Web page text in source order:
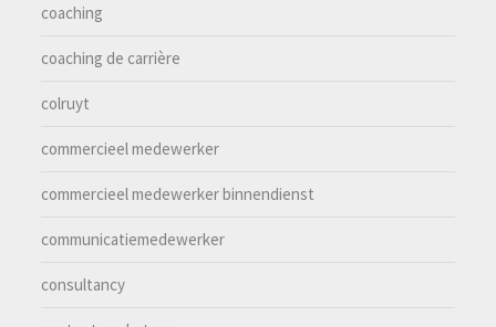
coaching
coaching de carrière
colruyt
commercieel medewerker
commercieel medewerker binnendienst
communicatiemedewerker
consultancy